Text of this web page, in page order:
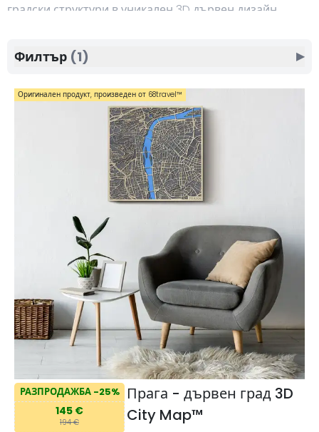
градски структури в уникален 3D дървен дизайн.
гравирана, което осигурява реалистичен и
същевременно дизайнерски ефект. Благодарение
картите изглеждат модерно и ще се открояват във
всеки интериор. Тези оригинални декорации за
стена са идеални за любителите на
пътешествията, архитектурата и дизайна, а освен
това се отразяват чудесно и като личен подарък -
независимо дали става въпрос за карта на родния
ви град, любима дестинация или място, близко до
РАЗПРОДАЖБА -25%
145 €
194 €
Прага - дървен град 3D
City Map™️
Оригинален продукт, произведен от 68travel™️
Филтър (1) ▶